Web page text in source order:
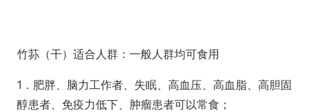
竹荪（干）适合人群：一般人群均可食用
1．肥胖、脑力工作者、失眠、高血压、高血脂、高胆固
醇患者、免疫力低下、肿瘤患者可以常食；